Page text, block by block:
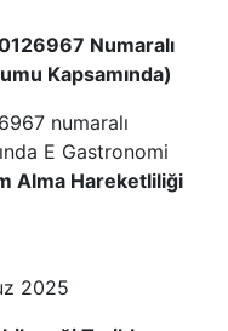
Numaralı
Kapsamında)
numaralı
E Gastronomi
Alma Hareketliliği
2025